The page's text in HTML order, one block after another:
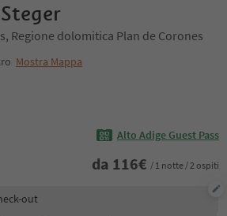
Regione dolomitica Plan de Corones
Mostra Mappa
Alto Adige Guest Pass
da 116€ / 1 notte / 2 ospiti
out